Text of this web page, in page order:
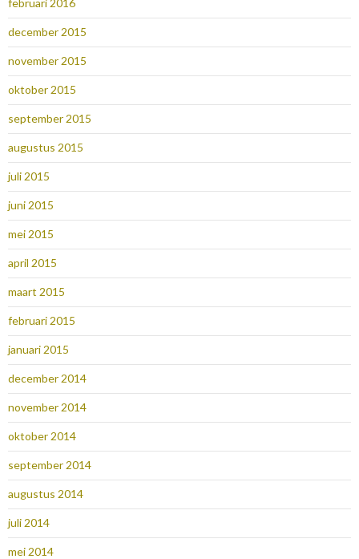
februari 2016
december 2015
november 2015
oktober 2015
september 2015
augustus 2015
juli 2015
juni 2015
mei 2015
april 2015
maart 2015
februari 2015
januari 2015
december 2014
november 2014
oktober 2014
september 2014
augustus 2014
juli 2014
mei 2014